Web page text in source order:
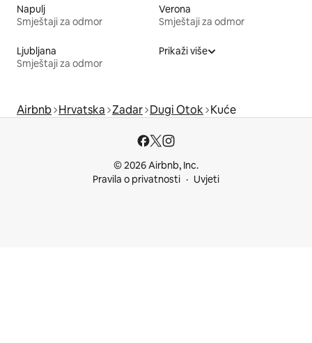
Napulj
Smještaji za odmor
Verona
Smještaji za odmor
Ljubljana
Smještaji za odmor
Prikaži više
Airbnb Hrvatska Zadar Dugi Otok Kuće
© 2026 Airbnb, Inc.
Pravila o privatnosti
Uvjeti